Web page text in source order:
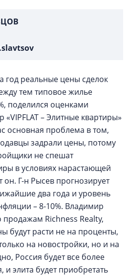
год реальные цены сделок
тем типовое жилье
поделился оценками
«VIPFLAT – Элитные квартиры»
основная проблема в том,
задрали цены, потому
не спешат
в условиях нарастающей
он. Г-н Рысев прогнозирует
два года и уровень
– 8-10%. Владимир
Richness Realty,
будут расти не на проценты,
на новостройки, но и на
Россия будет все более
и элита будет приобретать